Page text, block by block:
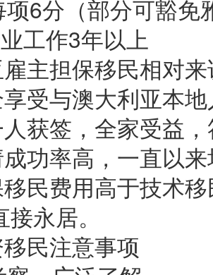
6分（部分可豁免
工作3年以上
主担保移民相对
受与澳大利亚本
获签，全家受益
功率高，一直以
民费用高于技术
永居。
民注意事项